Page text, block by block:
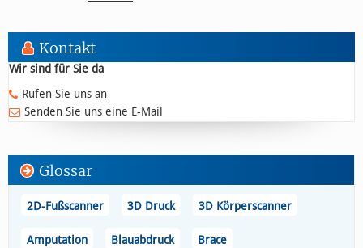
Kontakt
Wir sind für Sie da
Rufen Sie uns an
Senden Sie uns eine E-Mail
Glossar
2D-Fußscanner 3D Druck 3D Körperscanner
Amputation Blauabdruck Brace